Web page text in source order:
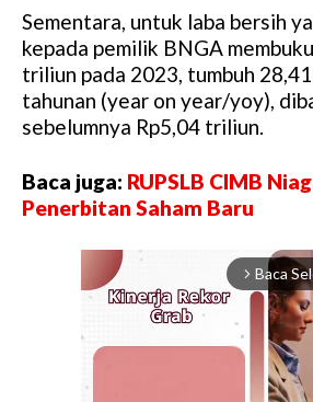
Sementara, untuk laba bersih
kepada pemilik BNGA
triliun pada 2023, tumbuh
tahunan (year on year/yoy),
sebelumnya Rp5,04 triliun.
Baca juga: RUPSLB CIMB
Penerbitan Saham Baru
arrow_forward_ios Baca